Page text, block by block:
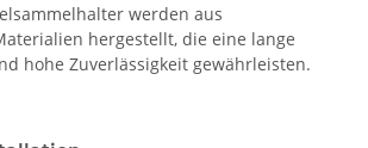
werden aus
hergestellt, die eine lange
hohe Zuverlässigkeit gewährleisten.